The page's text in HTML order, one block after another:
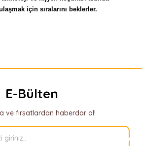
için sıralarını beklerler.
E-Bülten
ve fırsatlardan haberdar ol!
Kaydol